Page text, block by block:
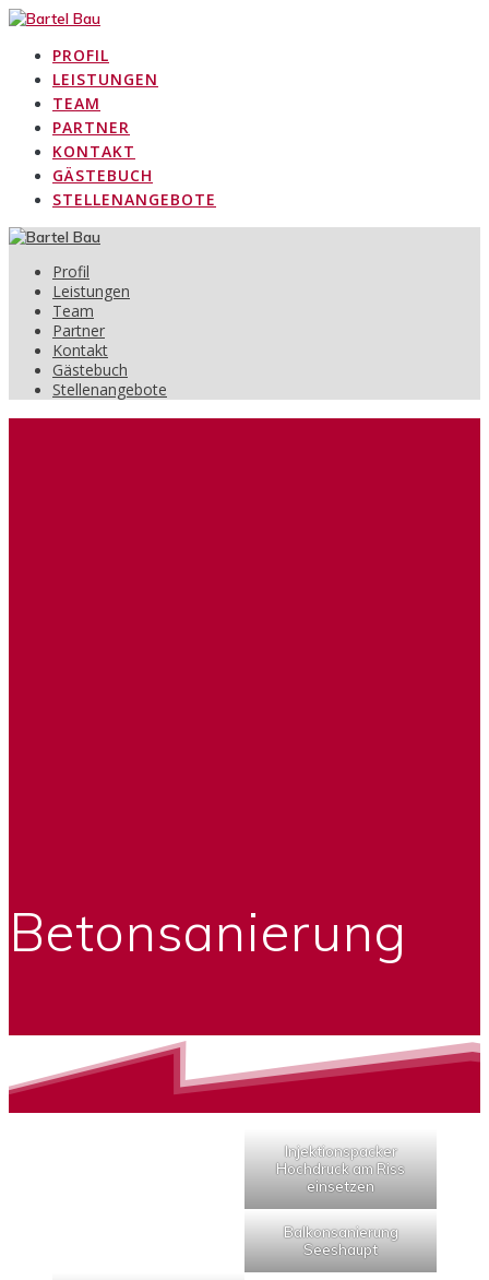
Zum
springenPROFIL
LEISTUNGEN
TEAM
PARTNER
KONTAKT
GÄSTEBUCH
STELLENANGEBOTE
Profil
Leistungen
Team
Partner
Kontakt
Gästebuch
Stellenangebote
Betonsanierung
Injektionspacker
Hochdruck am Riss
einsetzen
Balkonsanierung
Seeshaupt